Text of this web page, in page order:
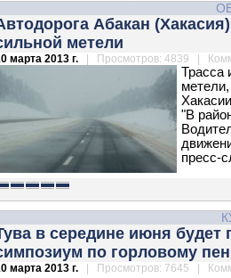
Абакан
метели
марта 2013 г. | Просмотров: 4839 |
Трасса
"В
пресс-
в середине июня
по горловому
марта 2013 г. | Просмотров: 7645 |